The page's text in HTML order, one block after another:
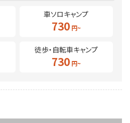
車ソロキャンプ
730
徒歩・自転車キャンプ
730